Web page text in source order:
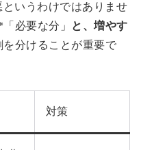
というわけではありませ
必要な分」
と、増やす
を分けることが重要で
対策